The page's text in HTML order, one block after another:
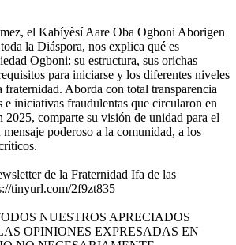
el Kabíyèsí Aare Oba Ogboni Aborigen
la Diáspora, nos explica qué es
Ogboni: su estructura, sus orichas
para iniciarse y los diferentes niveles
fraternidad. Aborda con total transparencia
e iniciativas fraudulentas que circularon en
2025, comparte su visión de unidad para el
poderoso a la comunidad, a los
de la Fraternidad Ifa de las
tinyurl.com/2f9zt835
NUESTROS APRECIADOS
OPINIONES EXPRESADAS EN